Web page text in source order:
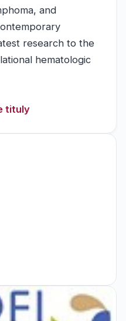
and
research to the
hematologic
tituly